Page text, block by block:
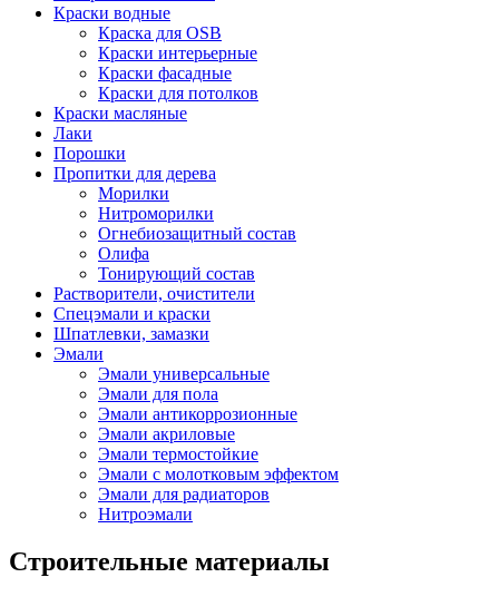
Краски водные
Краска для OSB
Краски интерьерные
Краски фасадные
Краски для потолков
Краски масляные
Лаки
Порошки
Пропитки для дерева
Морилки
Нитроморилки
Огнебиозащитный состав
Олифа
Тонирующий состав
Растворители, очистители
Спецэмали и краски
Шпатлевки, замазки
Эмали
Эмали универсальные
Эмали для пола
Эмали антикоррозионные
Эмали акриловые
Эмали термостойкие
Эмали с молотковым эффектом
Эмали для радиаторов
Нитроэмали
Строительные материалы